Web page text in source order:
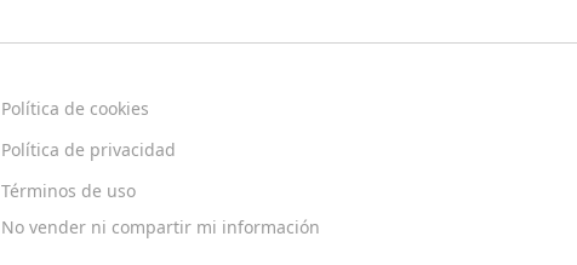
Política de cookies
Política de privacidad
Términos de uso
No vender ni compartir mi información